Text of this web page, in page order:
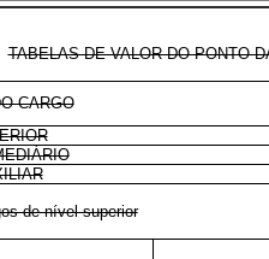
TABELAS DE VALOR DO PONTO
CARGO
de nível superior